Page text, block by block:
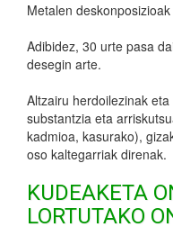
Metalen
Adibidez, 30 urte pasa
desegin arte.
Altzairu herdoilezinak
substantzia eta
kadmioa, kasurako),
oso kaltegarriak direnak.
KUDEAKETA
LORTUTAKO